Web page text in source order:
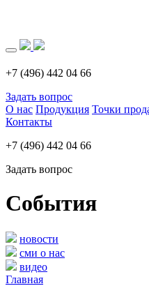
+7 (496) 442 04 66
Задать вопрос
О нас Продукция Точки
Контакты
+7 (496) 442 04 66
Задать вопрос
События
новости
сми о нас
видео
Главная